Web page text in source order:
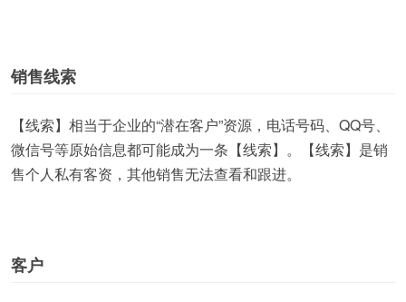
销售线索
【线索】相当于企业的“潜在客户”资源，电话号码、QQ号、
微信号等原始信息都可能成为一条【线索】。【线索】是销
售个人私有客资，其他销售无法查看和跟进。
客户